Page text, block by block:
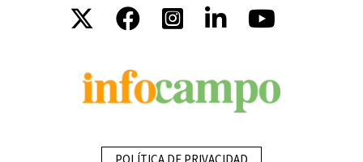
POLÍTICA DE PRIVACIDAD